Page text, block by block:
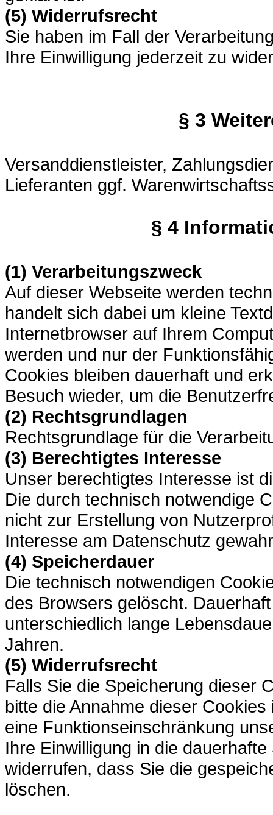
(5) Widerrufsrecht
Sie haben im Fall der
Ihre Einwilligung jederzeit zu
§ 3
Versanddienstleister,
Lieferanten ggf.
§ 4
(1) Verarbeitungszweck
Auf dieser Webseite werden
handelt sich dabei um kleine
Internetbrowser auf Ihrem
werden und nur der
Cookies bleiben dauerhaft und
Besuch wieder, um die
(2) Rechtsgrundlagen
Rechtsgrundlage für die
(3) Berechtigtes Interesse
Unser berechtigtes Interesse ist
Die durch technisch notwendige
nicht zur Erstellung von
Interesse am Datenschutz
(4) Speicherdauer
Die technisch notwendigen
des Browsers gelöscht.
unterschiedlich lange
Jahren.
(5) Widerrufsrecht
Falls Sie die Speicherung dieser
bitte die Annahme dieser
eine Funktionseinschränkung
Ihre Einwilligung in die
widerrufen, dass Sie die
löschen.